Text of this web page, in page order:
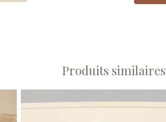
Produits similaires